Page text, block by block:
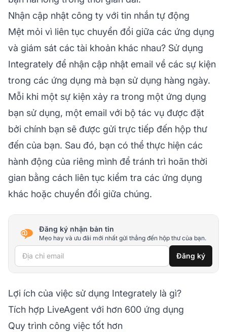
Nhận cập nhật công ty với tin nhắn tự động
Mệt mỏi vì liên tục chuyển đổi giữa các ứng dụng
và giám sát các tài khoản khác nhau? Sử dụng
Integrately để nhận cập nhật email về các sự kiện
trong các ứng dụng mà bạn sử dụng hàng ngày.
Mỗi khi một sự kiện xảy ra trong một ứng dụng
bạn sử dụng, một email với bộ tác vụ được đặt
bởi chính bạn sẽ được gửi trực tiếp đến hộp thư
đến của bạn. Sau đó, bạn có thể thực hiện các
hành động của riêng mình để tránh trì hoãn thời
gian bằng cách liên tục kiểm tra các ứng dụng
khác hoặc chuyển đổi giữa chúng.
Đăng ký nhận bản tin
Mẹo hay và ưu đãi mới nhất gửi thẳng đến hộp thư của bạn.
Địa chỉ email Đăng ký
Lợi ích của việc sử dụng Integrately là gì?
Tích hợp LiveAgent với hơn 600 ứng dụng
Quy trình công việc tốt hơn